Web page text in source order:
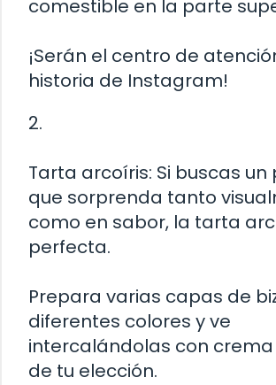
comestible en la parte
¡Serán el centro de
historia de Instagram!
2.
Tarta arcoíris: Si buscas un
que sorprenda tanto
como en sabor, la tarta
perfecta.
Prepara varias capas de
diferentes colores y ve
intercalándolas con
de tu elección.